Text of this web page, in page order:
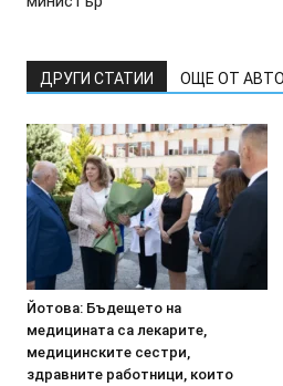
ДРУГИ СТАТИИ ОЩЕ ОТ
Йотова: Бъдещето на
медицината са лекарите,
медицинските сестри,
здравните работници, които